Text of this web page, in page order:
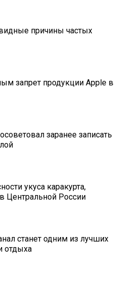
причины частых
запрет продукции Apple в
заранее записать
укуса каракурта,
Центральной России
станет одним из лучших
отдыха